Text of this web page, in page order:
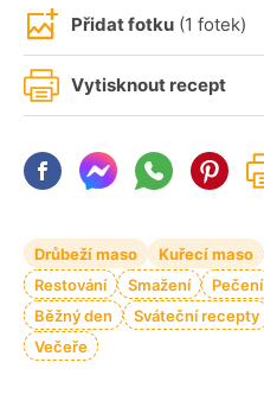
Přidat fotku (1 fotek)
Vytisknout recept
Drůbeží maso Kuřecí maso
Restování
Smažení Pečení
Běžný den
Sváteční recepty
Večeře